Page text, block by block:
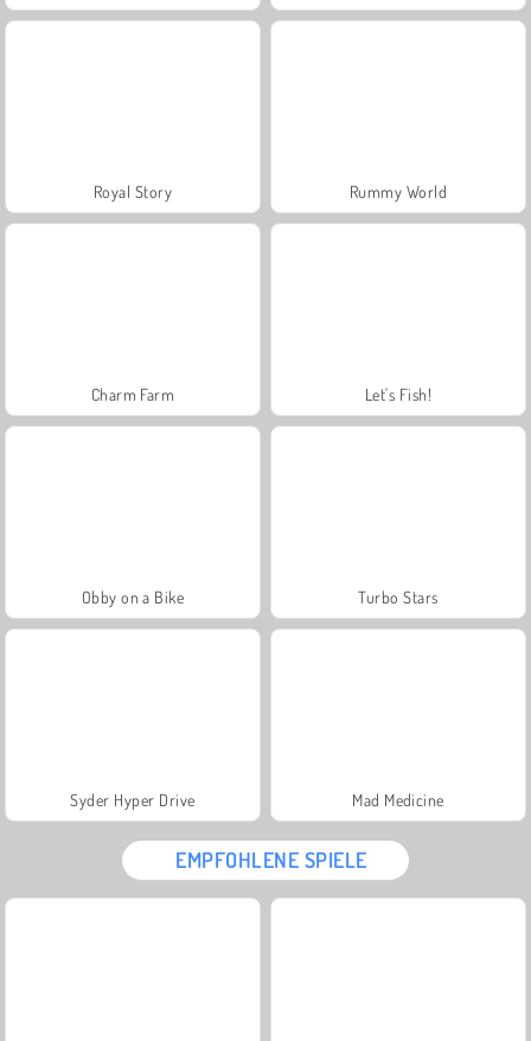
Royal Story Rummy World
Charm Farm Let's Fish!
Obby on a Bike Turbo Stars
Syder Hyper Drive Mad Medicine
EMPFOHLENE SPIELE